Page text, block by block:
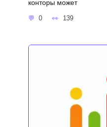
конторы может
0 139